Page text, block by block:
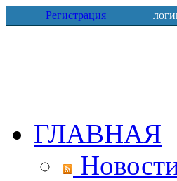
Регистрация
ГЛАВНАЯ